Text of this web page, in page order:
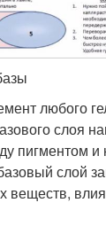
любого
слоя
пигментом и
слой
веществ,